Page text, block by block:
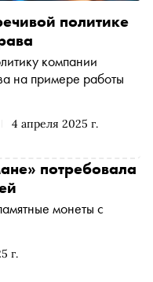
4 апреля 2025 г.
политике
компании
на примере работы
г.
потребовала
монеты с